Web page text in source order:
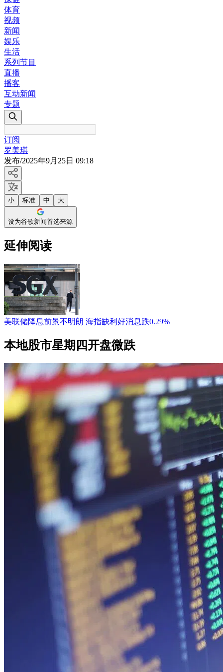
体育
视频
新闻
娱乐
生活
系列节目
直播
播客
互动新闻
专题
订阅
罗美琪
发布/2025年9月25日 09:18
小 标准 中 大
设为谷歌新闻首选来源
延伸阅读
美联储降息前景不明朗 海指缺利好消息跌0.29%
本地股市星期四开盘微跌